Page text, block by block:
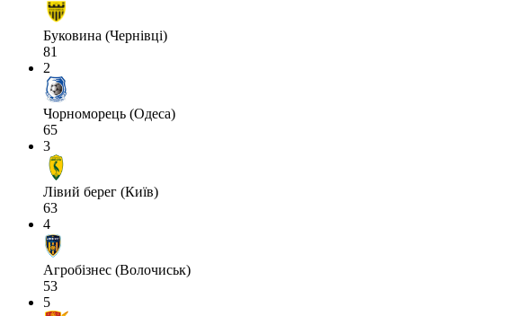
Буковина (Чернівці)
81
2
Чорноморець (Одеса)
65
3
Лівий берег (Київ)
63
4
Агробізнес (Волочиськ)
53
5